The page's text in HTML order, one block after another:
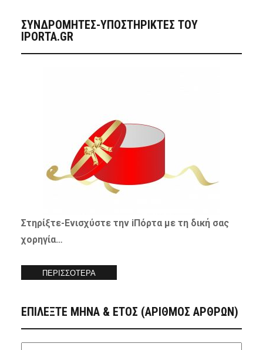
ΣΥΝΔΡΟΜΗΤΈΣ-ΥΠΟΣΤΗΡΙΚΤΈΣ ΤΟΥ
IPORTA.GR
Στηρίξτε- Ενισχύστετην iΠόρτα με τη δική σας
χορηγία…
ΠΕΡΙΣΣΟΤΕΡΑ
ΕΠΙΛΕΞΤΕ ΜΗΝΑ & ΕΤΟΣ (ΑΡΙΘΜΟΣ ΑΡΘΡΩΝ)